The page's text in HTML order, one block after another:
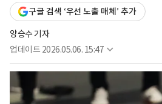
구글 검색 ‘우선 노출 매체’ 추가
양승수 기자
업데이트 2026.05.06. 15:47